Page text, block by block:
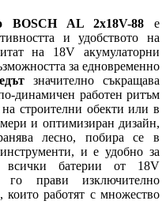
BOSCH AL 2x18V-88 е
и удобството на
на 18V акумулаторни
за едновременно
значително съкращава
динамичен работен ритъм
строителни обекти или в
и оптимизиран дизайн,
лесно, побира се в
и е удобно за
всички батерии от 18V
прави изключително
които работят с множество